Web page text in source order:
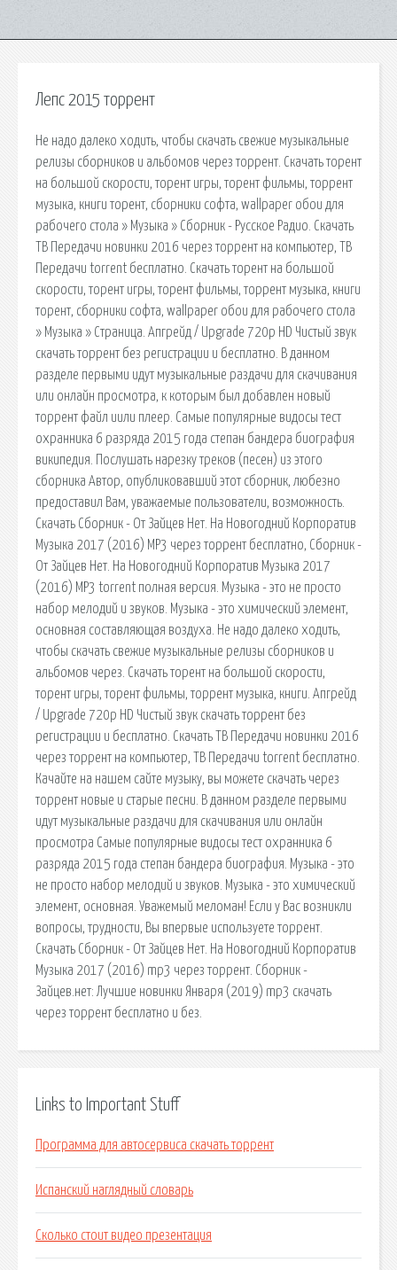
Лепс 2015 торрент
Не надо далеко ходить, чтобы скачать свежие музыкальные
релизы сборников и альбомов через торрент. Скачать торент
на большой скорости, торент игры, торент фильмы, торрент
музыка, книги торент, сборники софта, wallpaper обои для
рабочего стола » Музыка » Сборник - Русское Радио. Скачать
ТВ Передачи новинки 2016 через торрент на компьютер, ТВ
Передачи torrent бесплатно. Скачать торент на большой
скорости, торент игры, торент фильмы, торрент музыка, книги
торент, сборники софта, wallpaper обои для рабочего стола
» Музыка » Страница. Апгрейд / Upgrade 720p HD Чистый звук
скачать торрент без регистрации и бесплатно. В данном
разделе первыми идут музыкальные раздачи для скачивания
или онлайн просмотра, к которым был добавлен новый
торрент файл иили плеер. Самые популярные видосы тест
охранника 6 разряда 2015 года степан бандера биография
википедия. Послушать нарезку треков (песен) из этого
сборника Автор, опубликовавший этот сборник, любезно
предоставил Вам, уважаемые пользователи, возможность.
Скачать Сборник - От Зайцев Нет. На Новогодний Корпоратив
Музыка 2017 (2016) MP3 через торрент бесплатно, Сборник -
От Зайцев Нет. На Новогодний Корпоратив Музыка 2017
(2016) MP3 torrent полная версия. Музыка - это не просто
набор мелодий и звуков. Музыка - это химический элемент,
основная составляющая воздуха. Не надо далеко ходить,
чтобы скачать свежие музыкальные релизы сборников и
альбомов через. Скачать торент на большой скорости,
торент игры, торент фильмы, торрент музыка, книги. Апгрейд
/ Upgrade 720p HD Чистый звук скачать торрент без
регистрации и бесплатно. Скачать ТВ Передачи новинки 2016
через торрент на компьютер, ТВ Передачи torrent бесплатно.
Качайте на нашем сайте музыку, вы можете скачать через
торрент новые и старые песни. В данном разделе первыми
идут музыкальные раздачи для скачивания или онлайн
просмотра Самые популярные видосы тест охранника 6
разряда 2015 года степан бандера биография. Музыка - это
не просто набор мелодий и звуков. Музыка - это химический
элемент, основная. Уважемый меломан! Если у Вас возникли
вопросы, трудности, Вы впервые используете торрент.
Скачать Сборник - От Зайцев Нет. На Новогодний Корпоратив
Музыка 2017 (2016) mp3 через торрент. Сборник -
Зайцев.нет: Лучшие новинки Января (2019) mp3 скачать
через торрент бесплатно и без.
Links to Important Stuff
Программа для автосервиса скачать торрент
Испанский наглядный словарь
Сколько стоит видео презентация